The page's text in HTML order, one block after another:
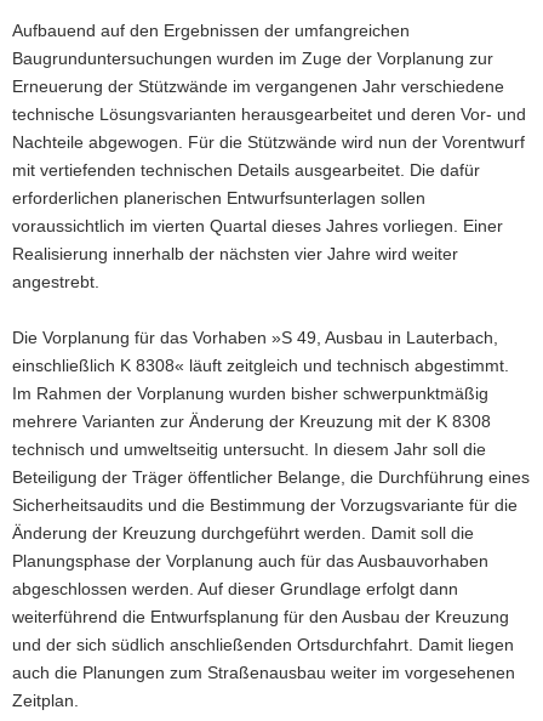
Aufbauend auf den Ergebnissen der umfangreichen
Baugrunduntersuchungen wurden im Zuge der Vorplanung zur
Erneuerung der Stützwände im vergangenen Jahr verschiedene
technische Lösungsvarianten herausgearbeitet und deren Vor- und
Nachteile abgewogen. Für die Stützwände wird nun der Vorentwurf
mit vertiefenden technischen Details ausgearbeitet. Die dafür
erforderlichen planerischen Entwurfsunterlagen sollen
voraussichtlich im vierten Quartal dieses Jahres vorliegen. Einer
Realisierung innerhalb der nächsten vier Jahre wird weiter
angestrebt.
Die Vorplanung für das Vorhaben »S 49, Ausbau in Lauterbach,
einschließlich K 8308« läuft zeitgleich und technisch abgestimmt.
Im Rahmen der Vorplanung wurden bisher schwerpunktmäßig
mehrere Varianten zur Änderung der Kreuzung mit der K 8308
technisch und umweltseitig untersucht. In diesem Jahr soll die
Beteiligung der Träger öffentlicher Belange, die Durchführung eines
Sicherheitsaudits und die Bestimmung der Vorzugsvariante für die
Änderung der Kreuzung durchgeführt werden. Damit soll die
Planungsphase der Vorplanung auch für das Ausbauvorhaben
abgeschlossen werden. Auf dieser Grundlage erfolgt dann
weiterführend die Entwurfsplanung für den Ausbau der Kreuzung
und der sich südlich anschließenden Ortsdurchfahrt. Damit liegen
auch die Planungen zum Straßenausbau weiter im vorgesehenen
Zeitplan.